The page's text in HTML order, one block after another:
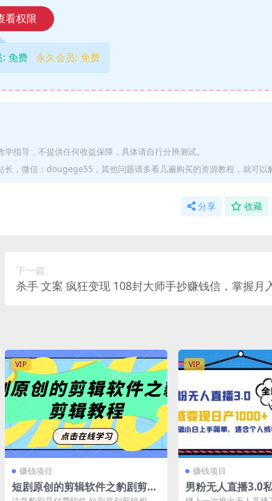
看权限
: 免费 永久会员: 免费
指导，不提供任何收益保障，具体请自行分辨测试。
，微信：dougege55，其他问题请多看几遍购买的资源教程，就可以
分享 收藏
下一篇
杀手 文案 疯狂变现 108封大师手抄赚钱信，掌握月
VIP
赚钱项目
短剧原创的剪辑软件之豹剧剪辑
VIP
赚钱项目
男粉无人直播3.0